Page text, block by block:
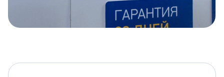
5